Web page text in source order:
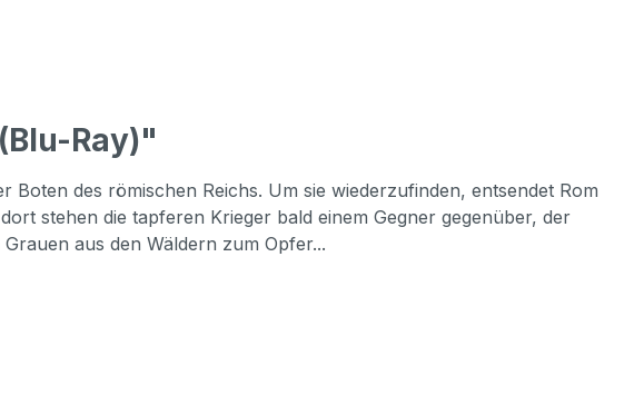
Ray)"
des römischen Reichs. Um sie wiederzufinden, entsendet Rom
stehen die tapferen Krieger bald einem Gegner gegenüber, der
aus den Wäldern zum Opfer...